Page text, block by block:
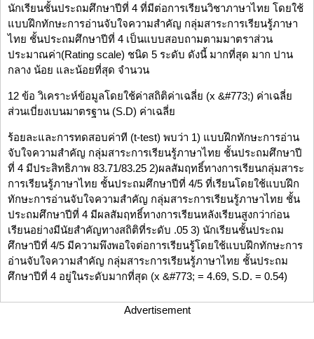
นักเรียนชั้นประถมศึกษาปีที่ 4 ที่มีต่อการเรียนวิชาภาษาไทย โดยใช้
แบบฝึกทักษะการอ่านจับใจความสำคัญ กลุ่มสาระการเรียนรู้ภาษา
ไทย ชั้นประถมศึกษาปีที่ 4 เป็นแบบสอบถามตามมาตราส่วน
ประมาณค่า(Rating scale) ชนิด 5 ระดับ ดังนี้ มากที่สุด มาก ปาน
กลาง น้อย และน้อยที่สุด จำนวน
12 ข้อ วิเคราะห์ข้อมูลโดยใช้ค่าสถิติค่าเฉลี่ย (x &#773;) ค่าเฉลี่ย
ส่วนเบี่ยงเบนมาตรฐาน (S.D) ค่าเฉลี่ย
ร้อยละและการทดสอบค่าที (t-test) พบว่า 1) แบบฝึกทักษะการอ่าน
จับใจความสำคัญ กลุ่มสาระการเรียนรู้ภาษาไทย ชั้นประถมศึกษาปี
ที่ 4 มีประสิทธิภาพ 83.71/83.25 2)ผลสัมฤทธิ์ทางการเรียนกลุ่มสาระ
การเรียนรู้ภาษาไทย ชั้นประถมศึกษาปีที่ 4/5 ที่เรียนโดยใช้แบบฝึก
ทักษะการอ่านจับใจความสำคัญ กลุ่มสาระการเรียนรู้ภาษาไทย ชั้น
ประถมศึกษาปีที่ 4 มีผลสัมฤทธิ์ทางการเรียนหลังเรียนสูงกว่าก่อน
เรียนอย่างมีนัยสำคัญทางสถิติที่ระดับ .05 3) นักเรียนชั้นประถม
ศึกษาปีที่ 4/5 มีความพึงพอใจต่อการเรียนรู้โดยใช้แบบฝึกทักษะการ
อ่านจับใจความสำคัญ กลุ่มสาระการเรียนรู้ภาษาไทย ชั้นประถม
ศึกษาปีที่ 4 อยู่ในระดับมากที่สุด (x &#773; = 4.69, S.D. = 0.54)
Advertisement